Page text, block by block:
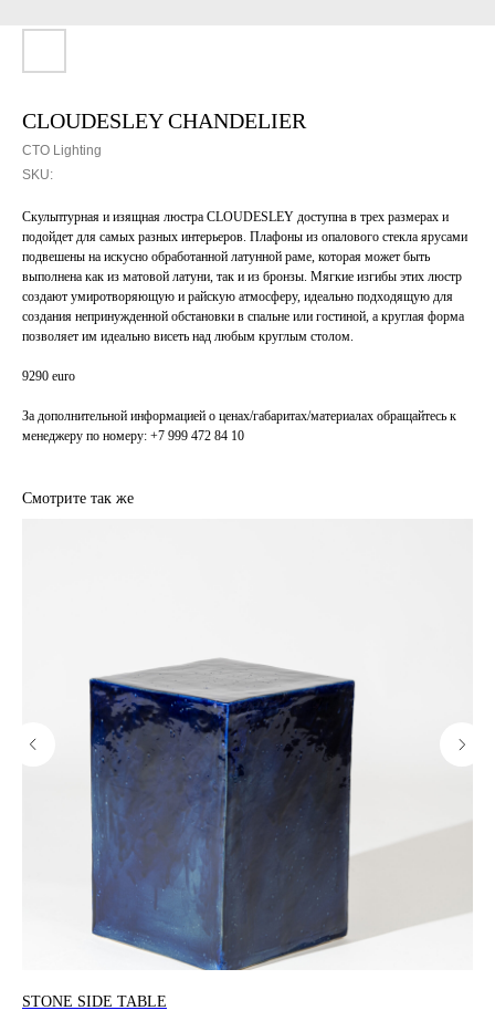
CLOUDESLEY CHANDELIER
CTO Lighting
SKU:
Скульптурная и изящная люстра CLOUDESLEY доступна в трех размерах и
подойдет для самых разных интерьеров. Плафоны из опалового стекла ярусами
подвешены на искусно обработанной латунной раме, которая может быть
выполнена как из матовой латуни, так и из бронзы. Мягкие изгибы этих люстр
создают умиротворяющую и райскую атмосферу, идеально подходящую для
создания непринужденной обстановки в спальне или гостиной, а круглая форма
позволяет им идеально висеть над любым круглым столом.
9290 euro
За дополнительной информацией о ценах/габаритах/материалах обращайтесь к
менеджеру по номеру: +7 999 472 84 10
Смотрите так же
STONE SIDE TABLE
Я согласен на обработку персональных данных
ПОДПИСАТЬСЯ НА РАССЫЛКУ
Подписаться
СОТРУДНИЧЕСТВО
Политика
конфиденциальности
Оферта